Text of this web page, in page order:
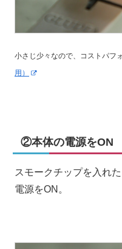
小さじ少々なので、コストパフ
用）
②本体の電源をON
スモークチップを入れ
電源をON。